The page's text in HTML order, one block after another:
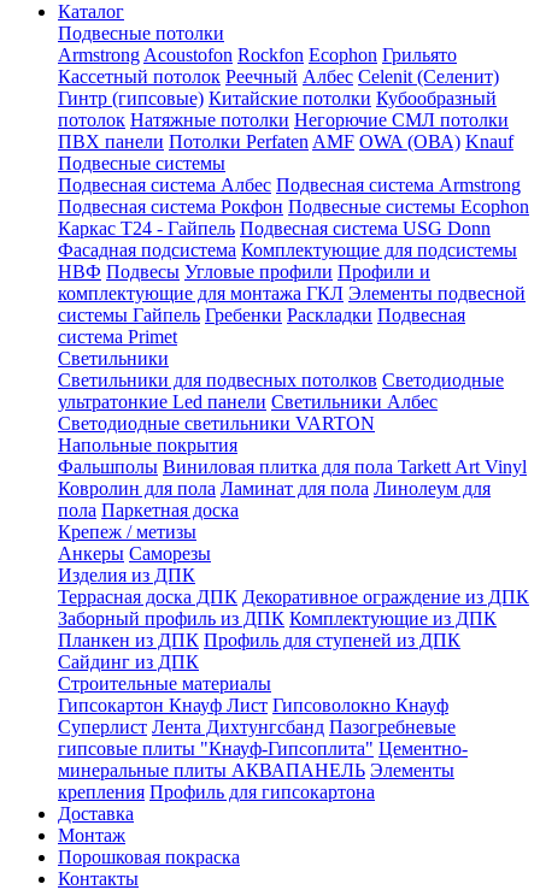
Каталог
Подвесные потолки
Armstrong Acoustofon Rockfon Ecophon Грильято
Кассетный потолок Реечный Албес Celenit (Селенит)
Гинтр (гипсовые) Китайские потолки Кубообразный
потолок Натяжные потолки Негорючие СМЛ потолки
ПВХ панели Потолки Perfaten AMF OWA (ОВА) Knauf
Подвесные системы
Подвесная система Албес Подвесная система Armstrong
Подвесная система Рокфон Подвесные системы Ecophon
Каркас Т24 - Гайпель Подвесная система USG Donn
Фасадная подсистема Комплектующие для подсистемы
НВФ Подвесы Угловые профили Профили и
комплектующие для монтажа ГКЛ Элементы подвесной
системы Гайпель Гребенки Раскладки Подвесная
система Primet
Светильники
Светильники для подвесных потолков Светодиодные
ультратонкие Led панели Светильники Албес
Светодиодные светильники VARTON
Напольные покрытия
Фальшполы Виниловая плитка для пола Tarkett Art Vinyl
Ковролин для пола Ламинат для пола Линолеум для
пола Паркетная доска
Крепеж / метизы
Анкеры Саморезы
Изделия из ДПК
Террасная доска ДПК Декоративное ограждение из ДПК
Заборный профиль из ДПК Комплектующие из ДПК
Планкен из ДПК Профиль для ступеней из ДПК
Сайдинг из ДПК
Строительные материалы
Гипсокартон Кнауф Лист Гипсоволокно Кнауф
Суперлист Лента Дихтунгсбанд Пазогребневые
гипсовые плиты "Кнауф-Гипсоплита" Цементно-
минеральные плиты АКВАПАНЕЛЬ Элементы
крепления Профиль для гипсокартона
Доставка
Монтаж
Порошковая покраска
Контакты